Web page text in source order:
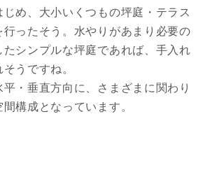
じめ、大小いくつもの坪庭・テラス
行ったそう。水やりがあまり必要の
たシンプルな坪庭であれば、手入れ
うですね。
・垂直方向に、さまざまに関わり
構成となっています。